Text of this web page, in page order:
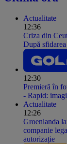
Actualitate
12:36
Criza din
După
12:30
Premieră în
- Rapid:
Actualitate
12:26
Groenlanda
companie
autorizație